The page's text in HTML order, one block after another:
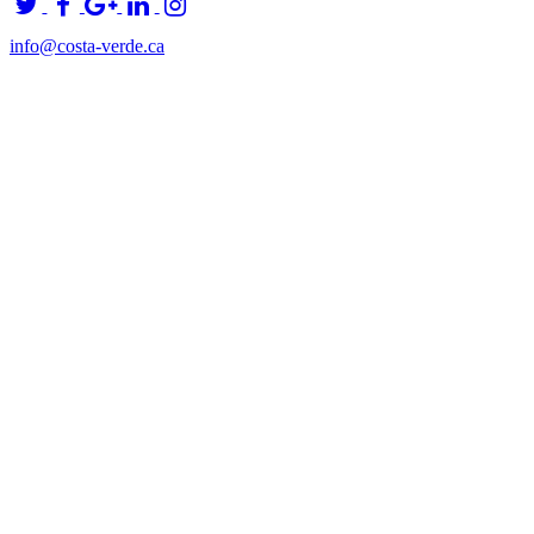
info@costa-verde.ca